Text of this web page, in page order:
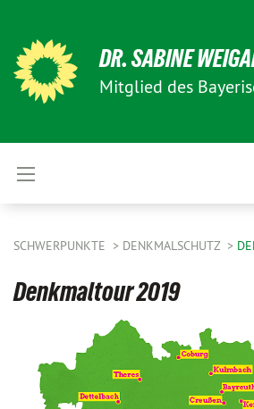
DR. SABINE
Mitglied des
SCHWERPUNKTE DENKMALSCHUTZ
Denkmaltour 2019